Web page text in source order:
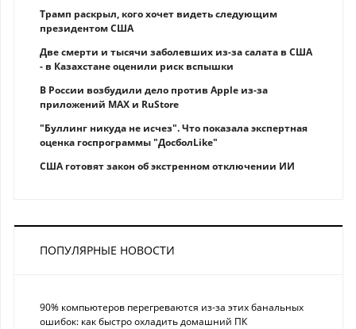
Трамп раскрыл, кого хочет видеть следующим
президентом США
Две смерти и тысячи заболевших из-за салата в США
- в Казахстане оценили риск вспышки
В России возбудили дело против Apple из-за
приложений MAX и RuStore
"Буллинг никуда не исчез". Что показала экспертная
оценка госпрограммы "ДосболLike"
США готовят закон об экстренном отключении ИИ
ПОПУЛЯРНЫЕ НОВОСТИ
90% компьютеров перегреваются из-за этих банальных
ошибок: как быстро охладить домашний ПК